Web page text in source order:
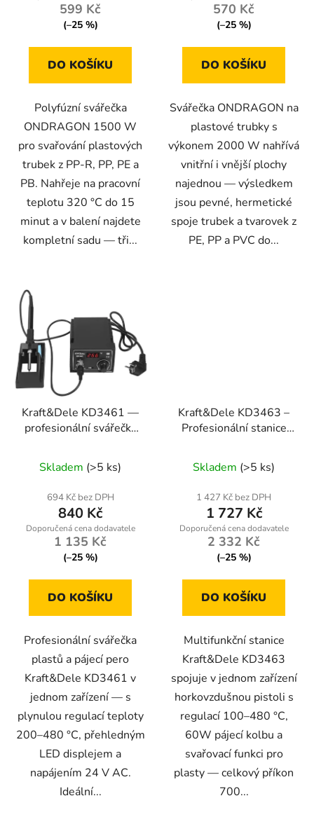
599 Kč
(–25 %)
DO KOŠÍKU
Polyfúzní svářečka
ONDRAGON 1500 W
pro svařování plastových
trubek z PP-R, PP, PE a
PB. Nahřeje na pracovní
teplotu 320 °C do 15
minut a v balení najdete
kompletní sadu — tři...
570 Kč
(–25 %)
DO KOŠÍKU
Svářečka ONDRAGON na
plastové trubky s
výkonem 2000 W nahřívá
vnitřní i vnější plochy
najednou — výsledkem
jsou pevné, hermetické
spoje trubek a tvarovek z
PE, PP a PVC do...
Kraft&Dele KD3461 —
profesionální svářečka
displejem a regulací
teploty 200–480 °C
Skladem (>5 ks)
694 Kč bez DPH
840 Kč
1 135 Kč
(–25 %)
DO KOŠÍKU
Profesionální svářečka
plastů a pájecí pero
Kraft&Dele KD3461 v
jednom zařízení — s
plynulou regulací teploty
200–480 °C, přehledným
LED displejem a
napájením 24 V AC.
Ideální...
Kraft&Dele KD3463 –
Profesionální stanice
páječka a horkovzdušná
pistole
Skladem (>5 ks)
1 427 Kč bez DPH
1 727 Kč
2 332 Kč
(–25 %)
DO KOŠÍKU
Multifunkční stanice
Kraft&Dele KD3463
spojuje v jednom zařízení
horkovzdušnou pistoli s
regulací 100–480 °C,
60W pájecí kolbu a
svařovací funkci pro
plasty — celkový příkon
700...